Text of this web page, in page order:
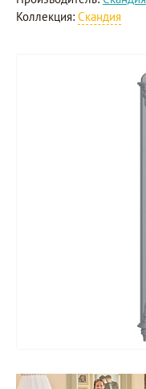
Коллекция: Скандия